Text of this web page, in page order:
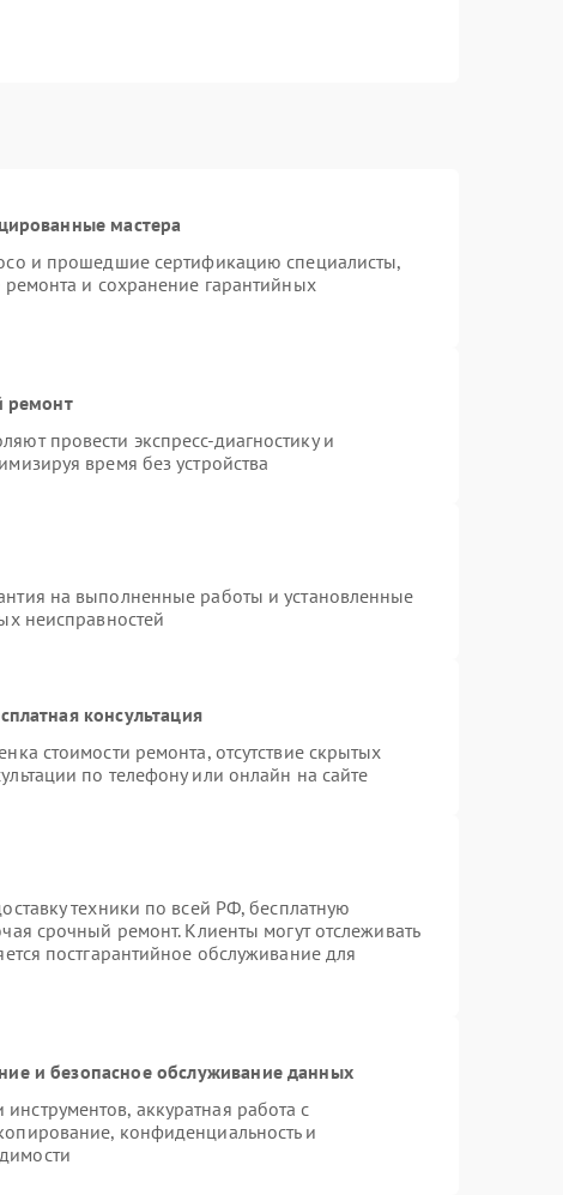
мастера
и прошедшие сертификацию специалисты,
ремонта и сохранение гарантийных
ремонт
провести экспресс-диагностику и
время без устройства
на выполненные работы и установленные
неисправностей
консультация
стоимости ремонта, отсутствие скрытых
по телефону или онлайн на сайте
техники по всей РФ, бесплатную
срочный ремонт. Клиенты могут отслеживать
постгарантийное обслуживание для
и безопасное обслуживание данных
аккуратная работа с
конфиденциальность и